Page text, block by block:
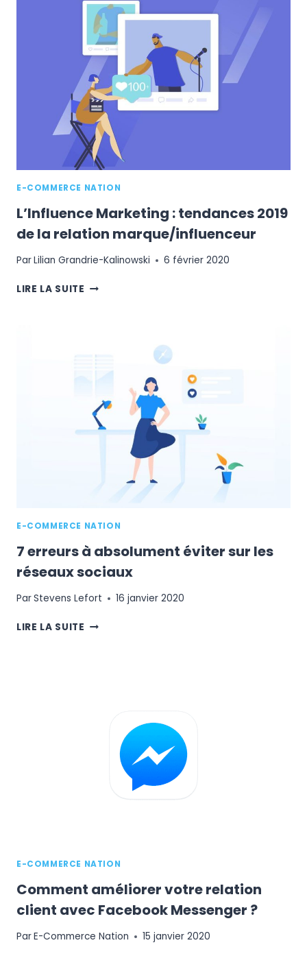
COMMENT
IDENTIFIER
LES
INFLUENCEURS
SUR
LES
MÉDIAS
SOCIAUX?
E-COMMERCE NATION
L’Influence Marketing : tendances 2019
de la relation marque/influenceur
ParLilian Grandrie-Kalinowski 6 février 2020
LIRE LA SUITE L’INFLUENCE
DE
LA
RELATION
MARQUE/INFLUENCEUR
E-COMMERCE NATION
7 erreurs à absolument éviter sur les
réseaux sociaux
ParStevens Lefort 16 janvier 2020
LIRE LA SUITE 7
SOCIAUX
E-COMMERCE NATION
Comment améliorer votre relation
client avec Facebook Messenger ?
ParE-Commerce Nation 15 janvier 2020